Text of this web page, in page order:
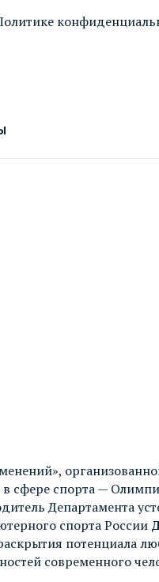
сфере спорта —
Департамента
спорта России
потенциала
современного